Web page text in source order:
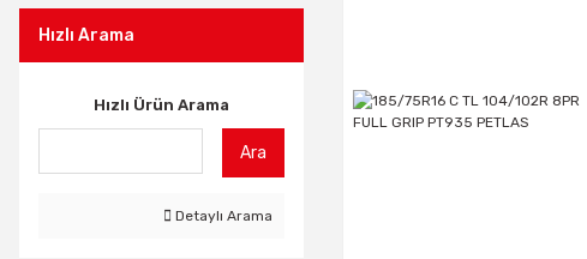
Hızlı Arama
Hızlı Ürün Arama
Ara
Detaylı Arama